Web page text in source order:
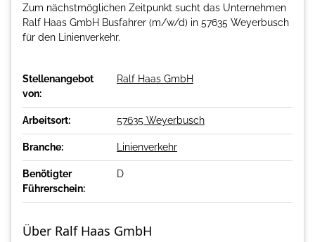
Zum nächstmöglichen Zeitpunkt sucht das Unternehmen
Ralf Haas GmbH Busfahrer (m/w/d) in 57635 Weyerbusch
für den Linienverkehr.
Stellenangebot
von:
Ralf Haas GmbH
Arbeitsort: 57635 Weyerbusch
Branche: Linienverkehr
Benötigter
Führerschein:
D
Über Ralf Haas GmbH